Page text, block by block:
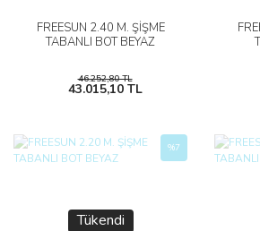
FREESUN 2.40 M. ŞİŞME
TABANLI BOT BEYAZ
46.252,80 TL
43.015,10 TL
Tükendi
%7